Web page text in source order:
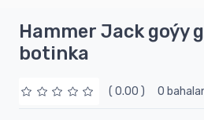
Hammer Jack goýy
botinka
( 0.00 ) 0